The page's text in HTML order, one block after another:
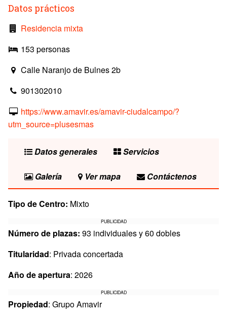
Datos prácticos
Residencia mixta
153 personas
Calle Naranjo de Bulnes 2b
901302010
https://www.amavir.es/amavir-ciudalcampo/?
utm_source=plusesmas
Datos generales Servicios
Galería Ver mapa Contáctenos
Tipo de Centro: Mixto
PUBLICIDAD
Número de plazas: 93 individuales y 60 dobles
Titularidad: Privada concertada
Año de apertura: 2026
PUBLICIDAD
Propiedad: Grupo Amavir